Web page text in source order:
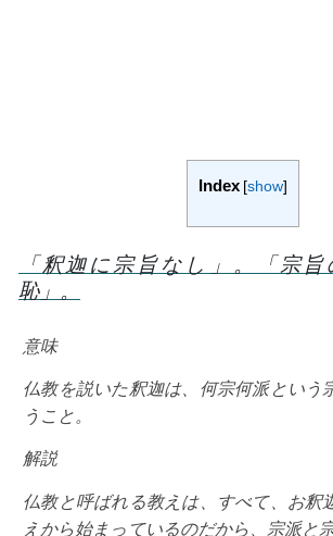
Index [show]
「釈迦に宗旨なし」。「宗
恥」。
意味
仏教を説いた釈迦は、何宗何派という
うこと。
解説
仏教と呼ばれる教えは、すべて、お釈
えから始まっているのだから、宗派と